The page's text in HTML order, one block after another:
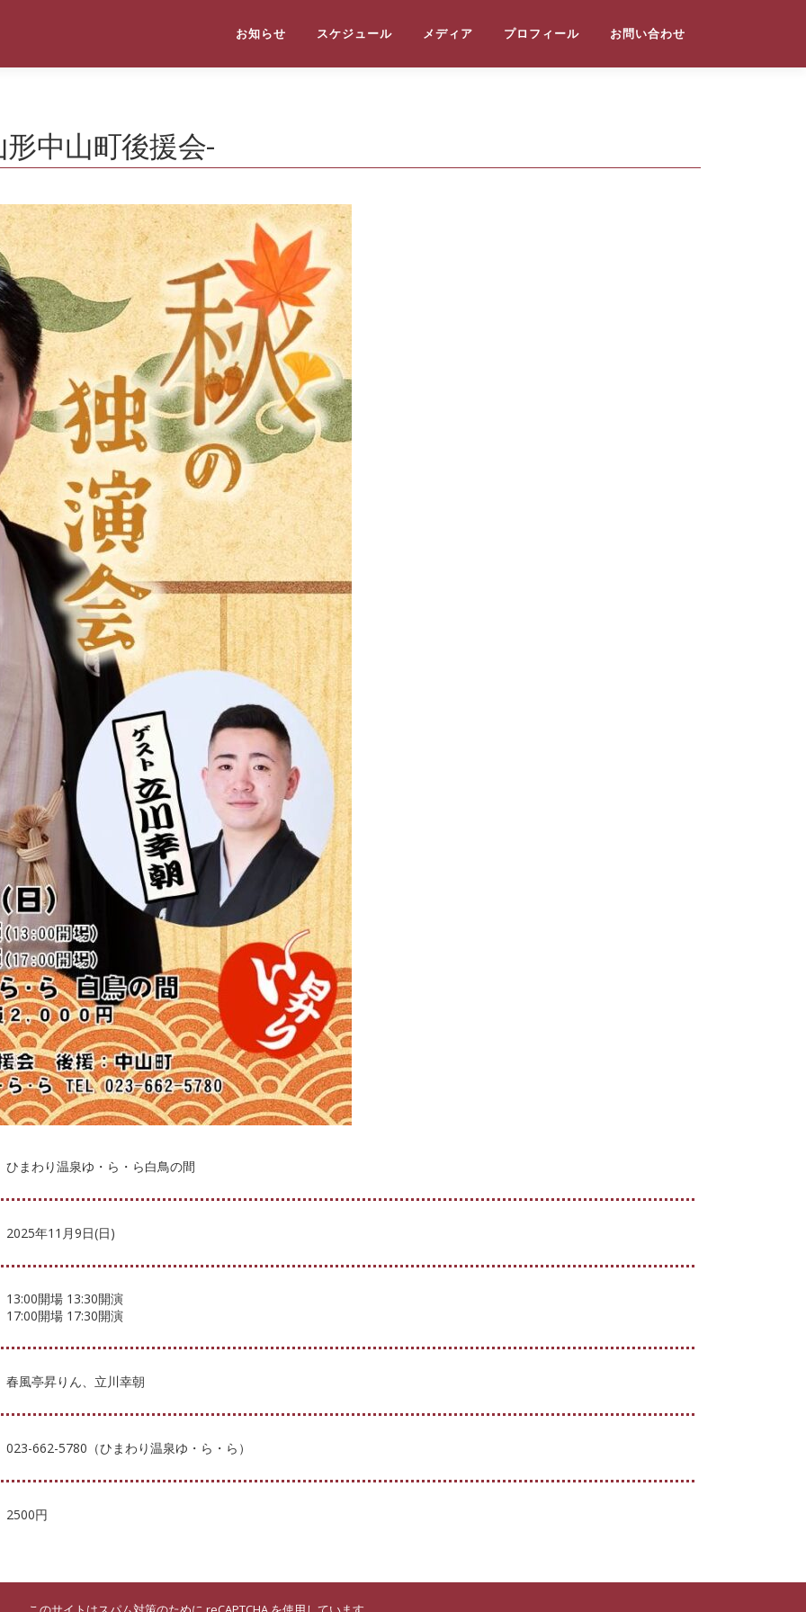
お知らせ スケジュール メディア プロフィール お問い合わせ
中山町後援会-
ひまわり温泉ゆ・ら・ら白鳥の間
2025年11月9日(日)
13:00開場 13:30開演
17:00開場 17:30開演
春風亭昇りん、立川幸朝
023-662-5780（ひまわり温泉ゆ・ら・ら）
2500円